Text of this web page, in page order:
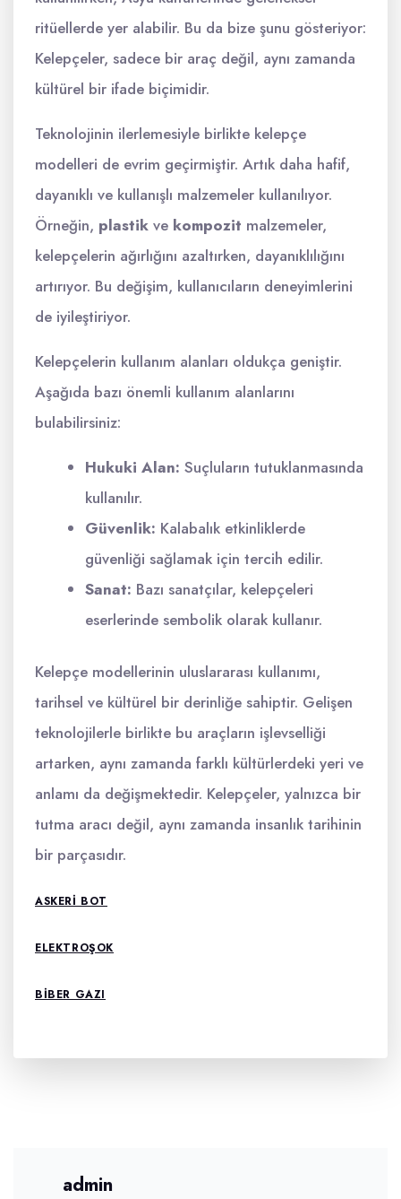
ritüellerde yer alabilir. Bu da bize şunu gösteriyor:
Kelepçeler, sadece bir araç değil, aynı zamanda
kültürel bir ifade biçimidir.
Teknolojinin ilerlemesiyle birlikte kelepçe
modelleri de evrim geçirmiştir. Artık daha hafif,
dayanıklı ve kullanışlı malzemeler kullanılıyor.
Örneğin, plastik ve kompozit malzemeler,
kelepçelerin ağırlığını azaltırken, dayanıklılığını
artırıyor. Bu değişim, kullanıcıların deneyimlerini
de iyileştiriyor.
Kelepçelerin kullanım alanları oldukça geniştir.
Aşağıda bazı önemli kullanım alanlarını
bulabilirsiniz:
Hukuki Alan: Suçluların tutuklanmasında
kullanılır.
Güvenlik: Kalabalık etkinliklerde
güvenliği sağlamak için tercih edilir.
Sanat: Bazı sanatçılar, kelepçeleri
eserlerinde sembolik olarak kullanır.
Kelepçe modellerinin uluslararası kullanımı,
tarihsel ve kültürel bir derinliğe sahiptir. Gelişen
teknolojilerle birlikte bu araçların işlevselliği
artarken, aynı zamanda farklı kültürlerdeki yeri ve
anlamı da değişmektedir. Kelepçeler, yalnızca bir
tutma aracı değil, aynı zamanda insanlık tarihinin
bir parçasıdır.
ASKERI BOT
ELEKTROŞOK
BIBER GAZI
admin